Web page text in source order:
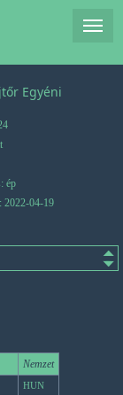
Egyéni
ép
2022-04-19
Nemzet
HUN